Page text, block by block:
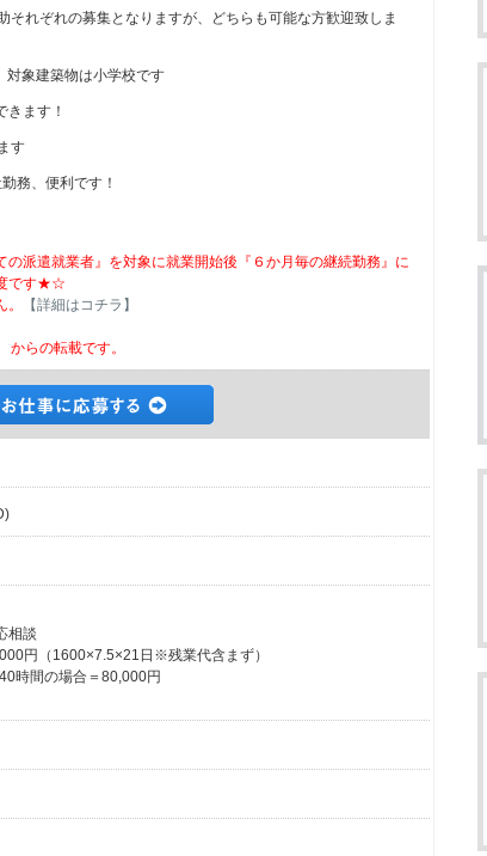
れぞれの募集となりますが、どちらも可能な方歓迎致しま
対象建築物は小学校です
ます！
す
務、便利です！
派遣就業者』を対象に就業開始後『６か月毎の継続勤務』に
です★☆
【詳細はコチラ】
からの転載です。
相談
円（1600×7.5×21日※残業代含まず）
時間の場合＝80,000円